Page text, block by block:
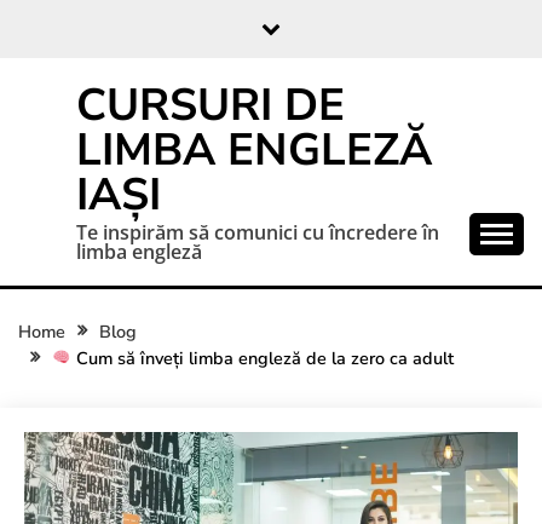
CURSURI DE
LIMBA ENGLEZĂ
IAȘI
Te inspirăm să comunici cu încredere în
limba engleză
Home
Blog
Cum să înveți limba engleză de la zero ca adult